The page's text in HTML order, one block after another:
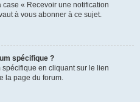
« Recevoir une notification
à vous abonner à ce sujet.
spécifique ?
en cliquant sur le lien
la page du forum.